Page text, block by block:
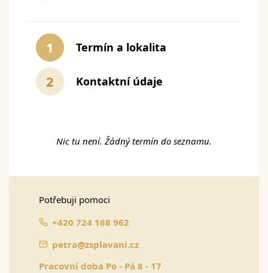
1 Termín a lokalita
2 Kontaktní údaje
Nic tu není. Žádný termín do seznamu.
Potřebuji pomoci
+420 724 168 962
petra@zsplavani.cz
Pracovní doba Po - Pá 8 - 17